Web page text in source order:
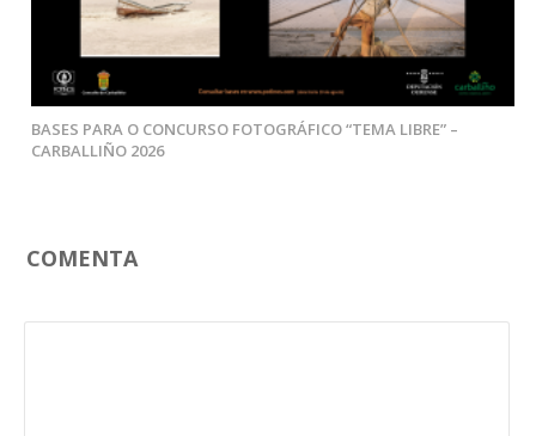
BASES PARA O CONCURSO FOTOGRÁFICO “TEMA LIBRE” –
CARBALLIÑO 2026
COMENTA